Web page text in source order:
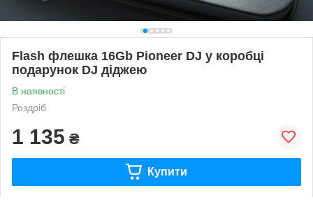
Flash флешка 16Gb Pioneer DJ у коробці
подарунок DJ діджею
В наявності
Роздріб
1 135 ₴
Купити